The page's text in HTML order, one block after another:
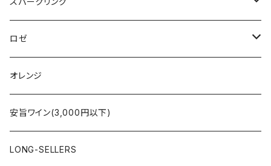
シャンパーニュ
コート・デュ・ローヌ
ラングドック・ルーション
アルザス
ブルゴーニュ
ボルドー
ロワール
ローヌ
シャンパーニュ
アルザス
フランス
日本
ロゼ
シャンパーニュ
アルザス
ドイツ
オレンジ
安旨ワイン(3,000円以下)
LONG-SELLERS